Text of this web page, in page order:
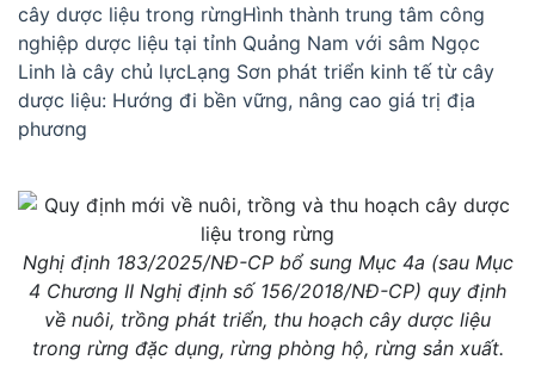
cây dược liệu trong rừngHình thành trung tâm công
nghiệp dược liệu tại tỉnh Quảng Nam với sâm Ngọc
Linh là cây chủ lựcLạng Sơn phát triển kinh tế từ cây
dược liệu: Hướng đi bền vững, nâng cao giá trị địa
phương
Nghị định 183/2025/NĐ-CP bổ sung Mục 4a (sau Mục
4 Chương II Nghị định số 156/2018/NĐ-CP) quy định
về nuôi, trồng phát triển, thu hoạch cây dược liệu
trong rừng đặc dụng, rừng phòng hộ, rừng sản xuất.